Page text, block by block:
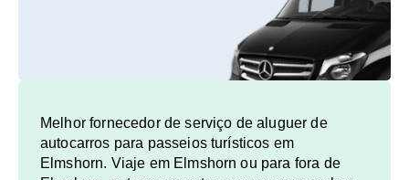
Melhor fornecedor de serviço de aluguer de
autocarros para passeios turísticos em
Elmshorn. Viaje em Elmshorn ou para fora de